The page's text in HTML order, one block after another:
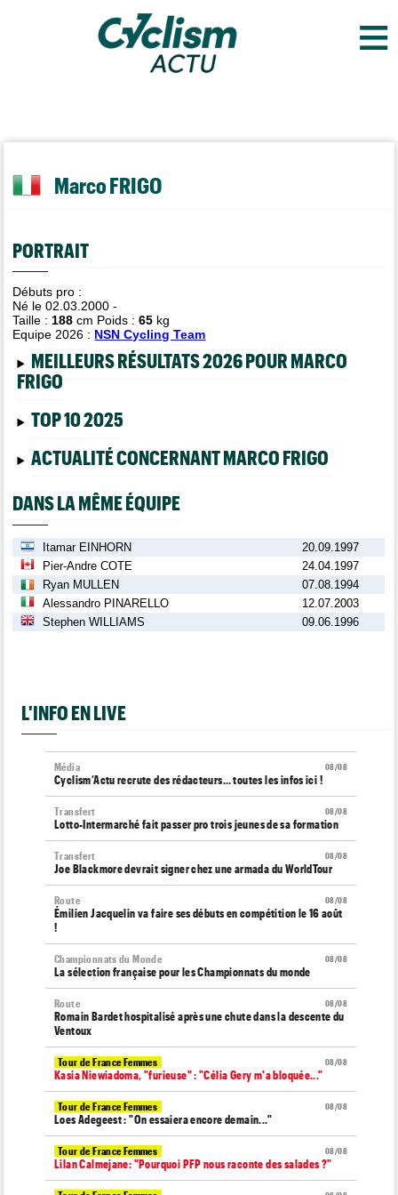
≡
Marco FRIGO
PORTRAIT
Débuts pro :
Né le 02.03.2000 -
Taille : 188 cm Poids :65 kg
Equipe 2026 : NSN Cycling Team
MEILLEURS RÉSULTATS 2026 POUR MARCO
FRIGO
TOP 10 2025
ACTUALITÉ CONCERNANT MARCO FRIGO
DANS LA MÊME ÉQUIPE
Itamar EINHORN
20.09.1997
Pier-Andre COTE
24.04.1997
Ryan MULLEN
07.08.1994
Alessandro PINARELLO
12.07.2003
Stephen WILLIAMS
09.06.1996
L'INFO EN LIVE
08/08
Média
Cyclism’Actu recrute des rédacteurs… toutes les infos ici !
08/08
Transfert
Lotto-Intermarché fait passer pro trois jeunes de sa formation
08/08
Transfert
Joe Blackmore devrait signer chez une armada du WorldTour
08/08
Route
Émilien Jacquelin va faire ses débuts en compétition le 16 août
!
08/08
Championnats du Monde
La sélection française pour les Championnats du monde
08/08
Route
Romain Bardet hospitalisé après une chute dans la descente du
Ventoux
08/08
Tour de France Femmes
Kasia Niewiadoma, "furieuse" : "Célia Gery m'a bloquée..."
08/08
Tour de France Femmes
Loes Adegeest : "On essaiera encore demain..."
08/08
Tour de France Femmes
Lilan Calmejane: "Pourquoi PFP nous raconte des salades ?"